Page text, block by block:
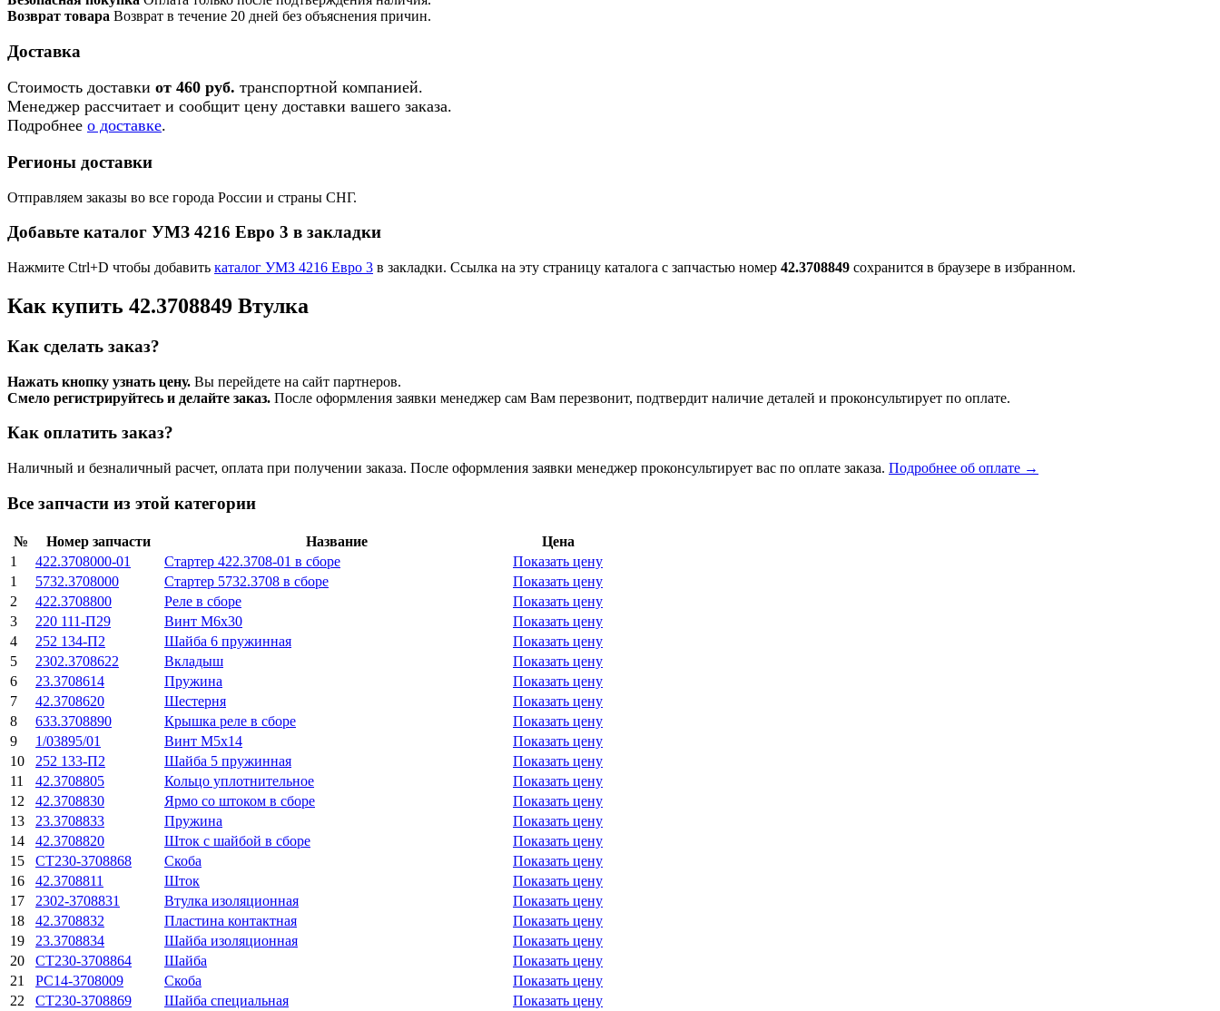
Возврат товара Возврат в течение 20 дней без объяснения причин.
Доставка
Стоимость доставки от 460 руб. транспортной компанией.
Менеджер рассчитает и сообщит цену доставки вашего заказа.
Подробнее о доставке.
Регионы доставки
Отправляем заказы во все города России и страны СНГ.
Добавьте каталог УМЗ 4216 Евро 3 в закладки
Нажмите Ctrl+D чтобы добавить каталог УМЗ 4216 Евро 3 в закладки. Ссылка на эту страницу каталога с запчастью номер 42.3708849 сохранится в браузере в избранном.
Как купить 42.3708849 Втулка
Как сделать заказ?
Нажать кнопку узнать цену. Вы перейдете на сайт партнеров.
Смело регистрируйтесь и делайте заказ. После оформления заявки менеджер сам Вам перезвонит, подтвердит наличие деталей и проконсультирует по оплате.
Как оплатить заказ?
Наличный и безналичный расчет, оплата при получении заказа. После оформления заявки менеджер проконсультирует вас по оплате заказа. Подробнее об оплате →
Все запчасти из этой категории
№ Номер запчасти Название
Цена
1
422.3708000-01 Стартер 422.3708-01 в сборе
Показать цену
1
5732.3708000 Стартер 5732.3708 в сборе
Показать цену
2
422.3708800 Реле в сборе
Показать цену
3
220 111-П29 Винт М6х30
Показать цену
4
252 134-П2 Шайба 6 пружинная
Показать цену
5
2302.3708622 Вкладыш
Показать цену
6
23.3708614 Пружина
Показать цену
7
42.3708620 Шестерня
Показать цену
8
633.3708890 Крышка реле в сборе
Показать цену
9
1/03895/01 Винт М5х14
Показать цену
10
252 133-П2 Шайба 5 пружинная
Показать цену
11
42.3708805 Кольцо уплотнительное
Показать цену
12
42.3708830 Ярмо со штоком в сборе
Показать цену
13
23.3708833 Пружина
Показать цену
14
42.3708820 Шток с шайбой в сборе
Показать цену
15
СТ230-3708868 Скоба
Показать цену
16
42.3708811 Шток
Показать цену
17
2302-3708831 Втулка изоляционная
Показать цену
18
42.3708832 Пластина контактная
Показать цену
19
23.3708834 Шайба изоляционная
Показать цену
20
СТ230-3708864 Шайба
Показать цену
21
РС14-3708009 Скоба
Показать цену
22
СТ230-3708869 Шайба специальная
Показать цену